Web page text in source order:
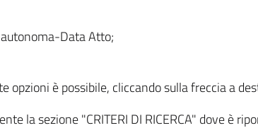
Data Atto;
opzioni è possibile, cliccando sulla freccia a
la sezione "CRITERI DI RICERCA" dove è